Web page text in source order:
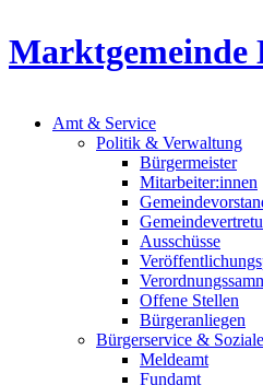
Marktgemeinde
Amt & Service
Politik & Verwaltung
Bürgermeister
Mitarbeiter:innen
Ausschüsse
Offene Stellen
Bürgeranliegen
Bürgerservice &
Meldeamt
Fundamt